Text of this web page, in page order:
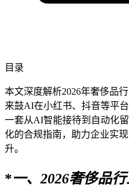
目录
本文深度解析2026年奢侈品
来鼓AI在小红书、抖音等平
一套从AI智能接待到自动化
化的合规指南，助力企业实
升。
*一、 2026奢侈品